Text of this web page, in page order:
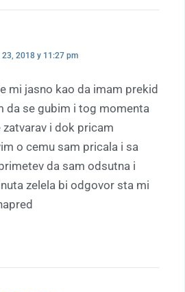
23, 2018 у 11:27 pm
mi jasno kao da imam prekid
da se gubim i tog momenta
i dok pricam
o cemu sam pricala i sa
da sam odsutna i
zelela bi odgovor sta mi